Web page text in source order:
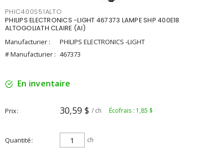
PHIC400S51ALTO
PHILIPS ELECTRONICS -LIGHT 467373 LAMPE SHP 400E18
ALTOGOLIATH CLAIRE (AI)
Manufacturier :
PHILIPS ELECTRONICS -LIGHT
# Manufacturier : 467373
En inventaire
Prix 30,59 $ / ch Écofrais : 1,85 $
Quantité ch